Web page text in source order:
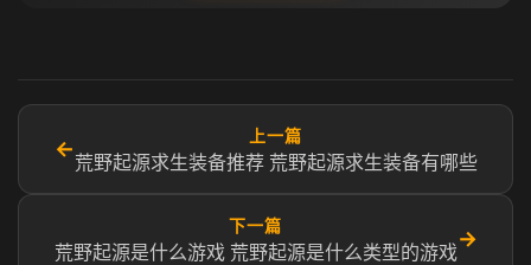
←
上一篇
荒野起源求生装备推荐 荒野起源求生装备有哪些​
下一篇
荒野起源是什么游戏 荒野起源是什么类型的游戏
→